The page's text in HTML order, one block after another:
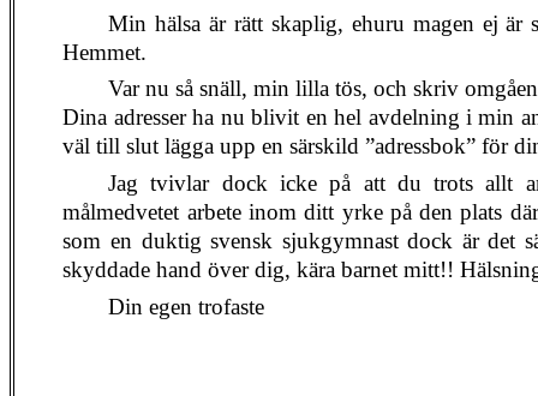
Min hälsa är rätt skaplig, ehuru magen ej är
Hemmet.
Var nu så snäll, min lilla tös, och skriv
Dina adresser ha nu blivit en hel avdelning i min
väl till slut lägga upp en särskild ”adressbok” för
Jag tvivlar dock icke på att du trots allt
målmedvetet arbete inom ditt yrke på den plats
som en duktig svensk sjukgymnast dock är det
skyddade hand över dig, kära barnet mitt!!
Din egen trofaste